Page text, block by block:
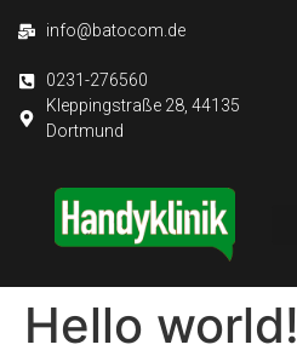
info@batocom.de
0231-276560
Kleppingstraße 28, 44135
Dortmund
Hello world!